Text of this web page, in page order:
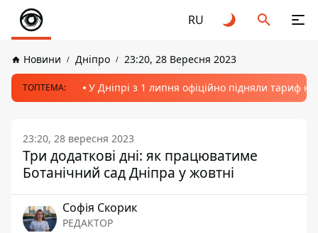
RU
Новини Дніпро 23:20, 28 Вересня 2023
ТОПТЕМА: У Дніпрі з 1 липня офіційно підняли тариф
23:20, 28 вересня 2023
Три додаткові дні: як працюватиме
Ботанічний сад Дніпра у жовтні
Софія Скорик
РЕДАКТОР